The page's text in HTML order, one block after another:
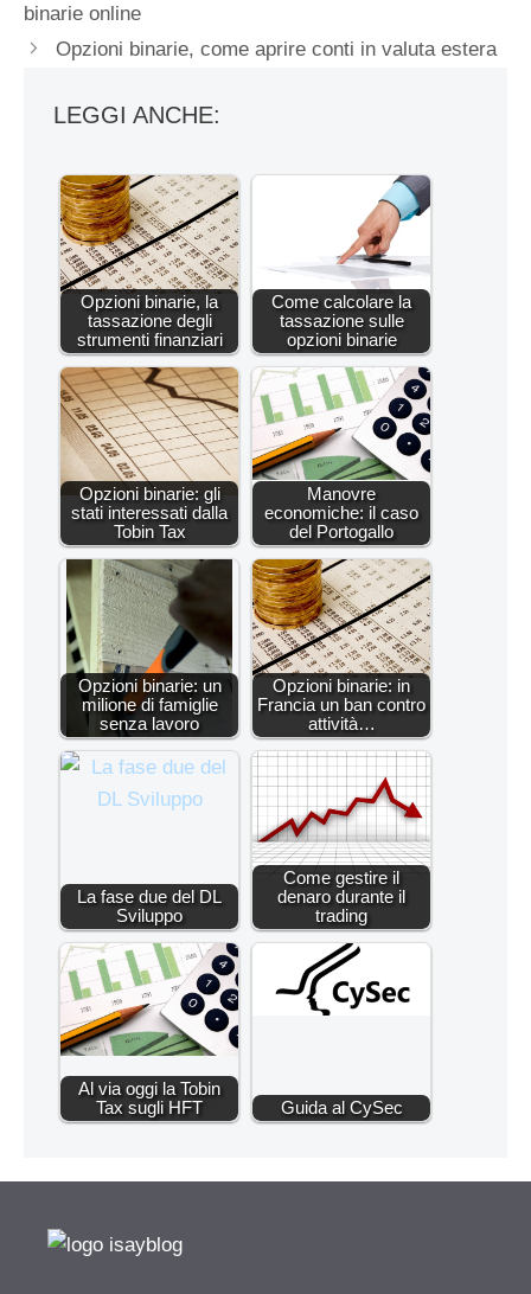
binarie online
Opzioni binarie, come aprire conti in valuta estera
LEGGI ANCHE:
Opzioni binarie, la
tassazione degli
strumenti finanziari
Come calcolare la
tassazione sulle
opzioni binarie
Opzioni binarie: gli
stati interessati dalla
Tobin Tax
Manovre
economiche: il caso
del Portogallo
Opzioni binarie: un
milione di famiglie
senza lavoro
Opzioni binarie: in
Francia un ban contro
attività…
La fase due del DL
Sviluppo
Come gestire il
denaro durante il
trading
Al via oggi la Tobin
Tax sugli HFT
Guida al CySec